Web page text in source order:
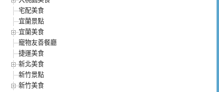
宅配美食
宜蘭景點
宜蘭美食
寵物友善餐廳
捷運美食
新北美食
新竹景點
新竹美食